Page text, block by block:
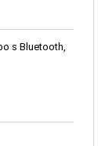
s Bluetooth,